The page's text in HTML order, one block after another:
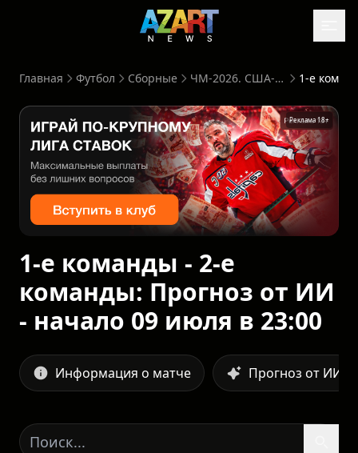
Главная Футбол Сборные ЧМ-2026. США-Канада-Мексика
Реклама 18+
1-е команды - 2-е
команды: Прогноз от ИИ
- начало 09 июля в 23:00
Информация о матче Прогноз от ИИ